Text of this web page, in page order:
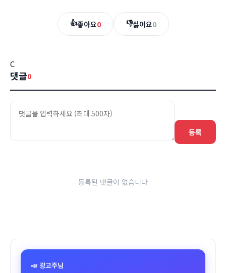
👍좋아요0 👎싫어요0
C
댓글0
등록
등록된 댓글이 없습니다
📣 광고주님